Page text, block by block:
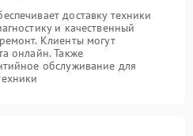
доставку техники
и качественный
Клиенты могут
онлайн. Также
обслуживание для